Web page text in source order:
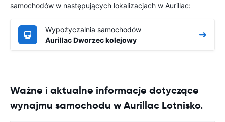
samochodów w następujących lokalizacjach w Aurillac:
Wypożyczalnia samochodów
Aurillac Dworzec kolejowy
Ważne i aktualne informacje dotyczące
wynajmu samochodu w Aurillac Lotnisko.